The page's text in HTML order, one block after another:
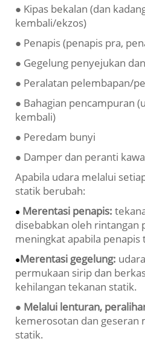
● Kipas bekalan (dan
kembali/ekzos)
● Penapis (penapis pra,
● Gegelung penyejukan
● Peralatan pelembapan/
● Bahagian pencampuran
kembali)
● Peredam bunyi
● Damper dan peranti
Apabila udara melalui
statik berubah:
● Merentasi penapis:
disebabkan oleh rintangan
meningkat apabila penapis
●Merentasi gegelung:
permukaan sirip dan
kehilangan tekanan statik.
● Melalui lenturan,
kemerosotan dan geseran
statik.